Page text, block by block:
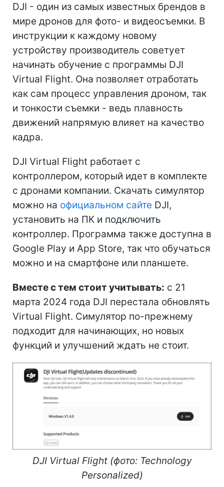
DJI - один из самых известных брендов в
мире дронов для фото- и видеосъемки. В
инструкции к каждому новому
устройству производитель советует
начинать обучение с программы DJI
Virtual Flight. Она позволяет отработать
как сам процесс управления дроном, так
и тонкости съемки - ведь плавность
движений напрямую влияет на качество
кадра.
DJI Virtual Flight работает с
контроллером, который идет в комплекте
с дронами компании. Скачать симулятор
можно на официальном сайте DJI,
установить на ПК и подключить
контроллер. Программа также доступна в
Google Play и App Store, так что обучаться
можно и на смартфоне или планшете.
Вместе с тем стоит учитывать: с 21
марта 2024 года DJI перестала обновлять
Virtual Flight. Симулятор по-прежнему
подходит для начинающих, но новых
функций и улучшений ждать не стоит.
DJI Virtual Flight (фото: Technology
Personalized)